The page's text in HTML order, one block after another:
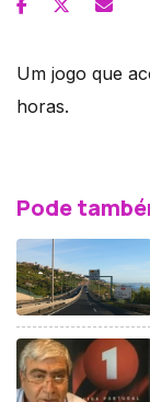
Um jogo que
horas.
Pode